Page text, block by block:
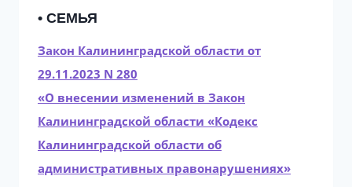
• СЕМЬЯ
Закон Калининградской области от
29.11.2023 N 280
«О внесении изменений в Закон
Калининградской области «Кодекс
Калининградской области об
административных правонарушениях»